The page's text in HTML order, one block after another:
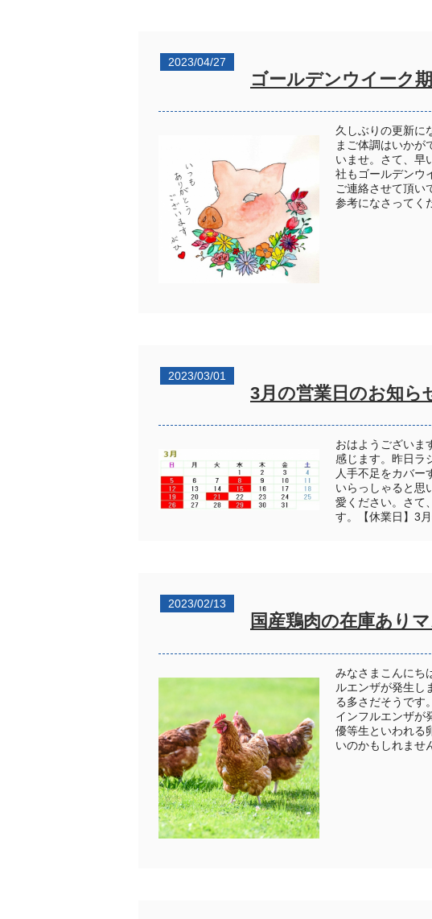
2023/04/27
ゴールデンウイーク
久しぶりの更新に
まご体調はいかが
いませ。さて、早
社もゴールデンウ
ご連絡させて頂い
参考になさってく
2023/03/01
3月の営業日のお知ら
おはようございま
感じます。昨日ラ
人手不足をカバー
いらっしゃると思
愛ください。さて
す。【休業日】3
2023/02/13
国産鶏肉の在庫あり
みなさまこんにち
ルエンザが発生し
る多さだそうです
インフルエンザが
優等生といわれる
いのかもしれませ